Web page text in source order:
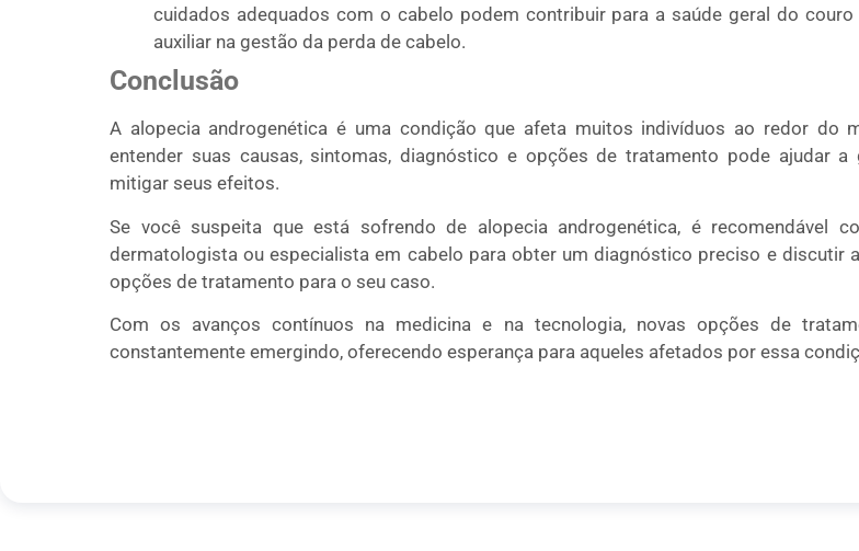
cuidados adequados com o cabelo podem contribuir para a saúde geral do couro
auxiliar na gestão da perda de cabelo.
Conclusão
A alopecia androgenética é uma condição que afeta muitos indivíduos ao redor do
entender suas causas, sintomas, diagnóstico e opções de tratamento pode ajudar a
mitigar seus efeitos.
Se você suspeita que está sofrendo de alopecia androgenética, é recomendável
dermatologista ou especialista em cabelo para obter um diagnóstico preciso e discutir
opções de tratamento para o seu caso.
Com os avanços contínuos na medicina e na tecnologia, novas opções de
constantemente emergindo, oferecendo esperança para aqueles afetados por essa